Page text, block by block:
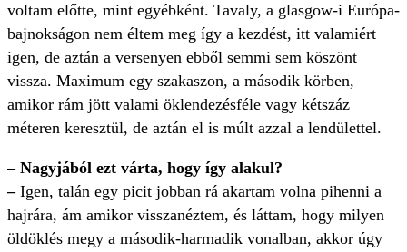
voltam előtte, mint egyébként. Tavaly, a glasgow-i Európa-
bajnokságon nem éltem meg így a kezdést, itt valamiért
igen, de aztán a versenyen ebből semmi sem köszönt
vissza. Maximum egy szakaszon, a második körben,
amikor rám jött valami öklendezésféle vagy kétszáz
méteren keresztül, de aztán el is múlt azzal a lendülettel.
– Nagyjából ezt várta, hogy így alakul?
– Igen, talán egy picit jobban rá akartam volna pihenni a
hajrára, ám amikor visszanéztem, és láttam, hogy milyen
öldöklés megy a második-harmadik vonalban, akkor úgy